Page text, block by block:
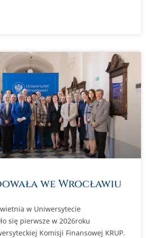
we Wrocławiu
w Uniwersytecie
się pierwsze w 2026roku
Komisji Finansowej KRUP.